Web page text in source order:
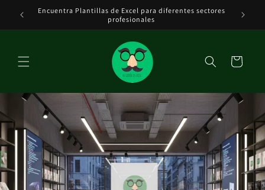
directamenteEncuentra Plantillas de Excel para diferentes sectores
profesionales
Carrito